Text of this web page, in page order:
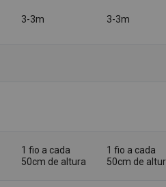
3-3m
1 fio a cada
50cm de altura
3-3m
1 fio a cada
50cm de